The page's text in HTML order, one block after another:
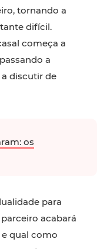
tornando a
difícil.
começa a
a
discutir de
os
para
acabará
qual como